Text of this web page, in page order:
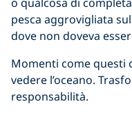
pesca aggrovigliata
dove non doveva
Momenti come questi
vedere l’oceano.
responsabilità.